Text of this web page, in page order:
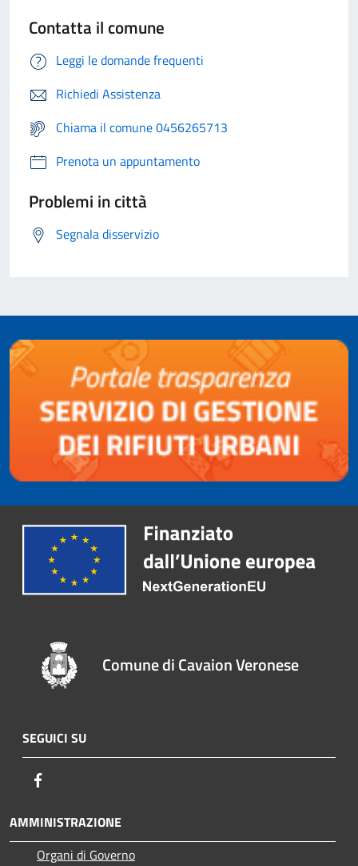
Contatta il comune
Leggi le domande frequenti
Richiedi Assistenza
Chiama il comune 0456265713
Prenota un appuntamento
Problemi in città
Segnala disservizio
Comune di Cavaion Veronese
SEGUICI SU
AMMINISTRAZIONE
Organi di Governo